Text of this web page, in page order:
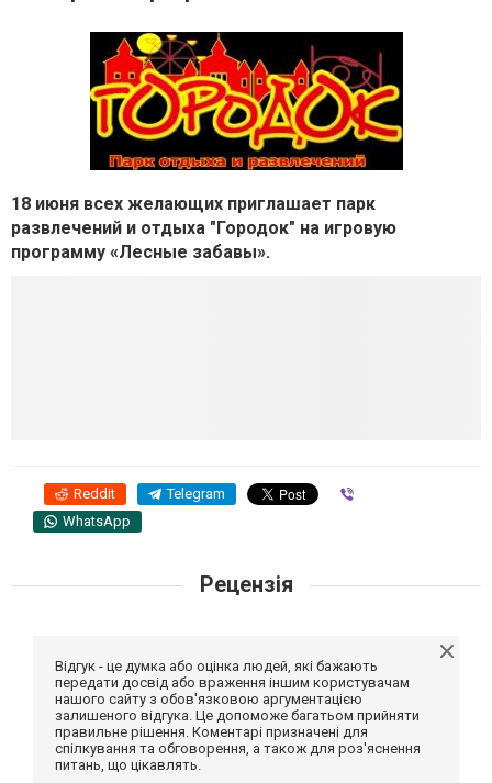
18 июня всех желающих приглашает парк
развлечений и отдыха "Городок" на игровую
программу «Лесные забавы».
Reddit Telegram
WhatsApp
Рецензія
Відгук - це думка або оцінка людей, які бажають
передати досвід або враження іншим користувачам
нашого сайту з обов'язковою аргументацією
залишеного відгука. Це допоможе багатьом прийняти
правильне рішення. Коментарі призначені для
спілкування та обговорення, а також для роз'яснення
питань, що цікавлять.